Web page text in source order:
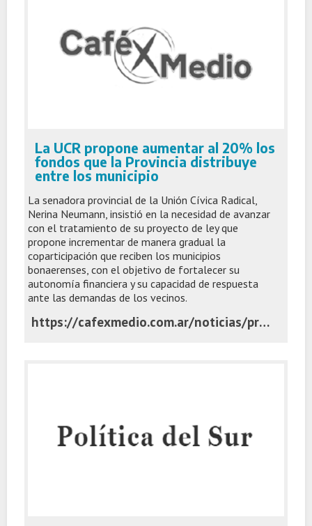
La UCR propone aumentar al 20% los
fondos que la Provincia distribuye
entre los municipio
La senadora provincial de la Unión Cívica Radical,
Nerina Neumann, insistió en la necesidad de avanzar
con el tratamiento de su proyecto de ley que
propone incrementar de manera gradual la
coparticipación que reciben los municipios
bonaerenses, con el objetivo de fortalecer su
autonomía financiera y su capacidad de respuesta
ante las demandas de los vecinos.
https://cafexmedio.com.ar/noticias/provinciales/la-ucr-propone-aumentar-al-20-los-fondos-que-la-provincia-distribuye-entre-los-municipios/